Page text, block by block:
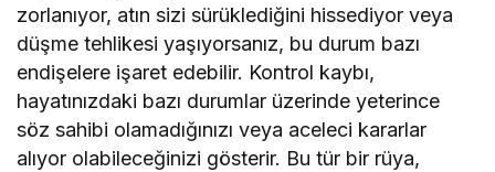
zorlanıyor, atın sizi sürüklediğini hissediyor veya
düşme tehlikesi yaşıyorsanız, bu durum bazı
endişelere işaret edebilir. Kontrol kaybı,
hayatınızdaki bazı durumlar üzerinde yeterince
söz sahibi olamadığınızı veya aceleci kararlar
alıyor olabileceğinizi gösterir. Bu tür bir rüya,